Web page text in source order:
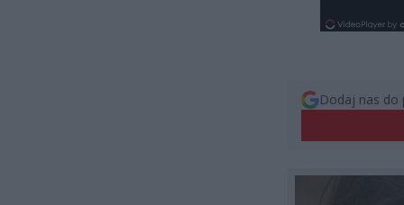
Dodaj nas do